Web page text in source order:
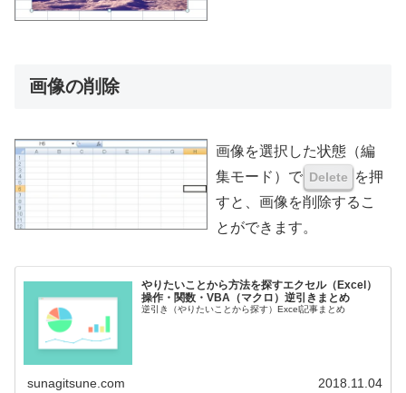
画像の削除
画像を選択した状態（編
集モード）で Delete
を押
すと、画像を削除するこ
とができます。
やりたいことから方法を探すエクセル（Excel）
操作・関数・VBA（マクロ）逆引きまとめ
逆引き（やりたいことから探す）Excel記事まとめ
sunagitsune.com 2018.11.04